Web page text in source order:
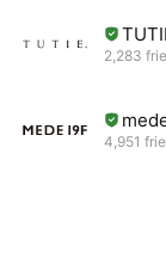
2,283
4,951